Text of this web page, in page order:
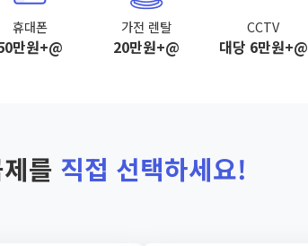
휴대폰
만원+@
가전 렌탈
20만원+@
CCTV
대당 6만원+@
를 직접 선택하세요!